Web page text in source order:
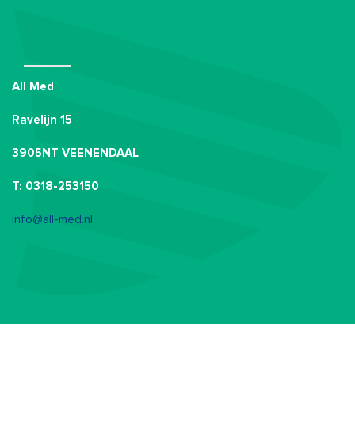
All Med
Ravelijn 15
3905NT VEENENDAAL
T: 0318-253150
info@all-med.nl